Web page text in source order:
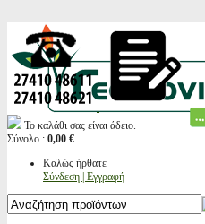
Το καλάθι σας είναι άδειο.
Σύνολο : 0,00 €
Καλώς ήρθατε
Σύνδεση | Εγγραφή